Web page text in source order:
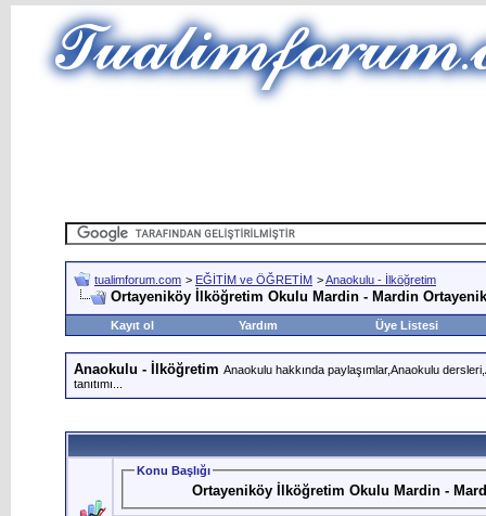
tualimforum.com > EĞİTİM ve ÖĞRETİM >Anaokulu - İlköğretim
Ortayeniköy İlköğretim Okulu Mardin - Mardin
Kayıt ol Yardım Üye Listesi
Anaokulu - İlköğretim Anaokulu hakkında paylaşımlar,Anaokulu
tanıtımı...
Konu Başlığı
Ortayeniköy İlköğretim Okulu Mardin -